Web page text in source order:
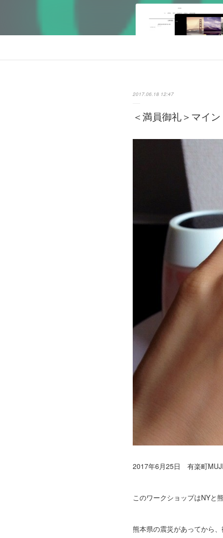
2017.06.18 12:47
＜満員御礼＞マイ
2017年6月25日 有楽町MUJI
このワークショップはNYと
熊本県の震災があってから